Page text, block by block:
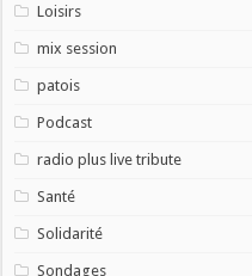
Loisirs
mix session
patois
Podcast
radio plus live tribute
Santé
Solidarité
Sondages